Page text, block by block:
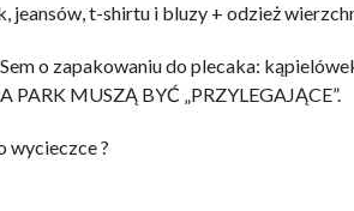
jeansów, t-shirtu i bluzy + odzież
o zapakowaniu do plecaka:
MUSZĄ BYĆ „PRZYLEGAJĄCE”.
wycieczce ?